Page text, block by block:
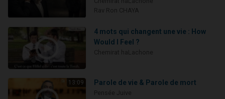
4 mots qui changent une vie : How
Would I Feel ?
13:09 Parole de vie & Parole de mort